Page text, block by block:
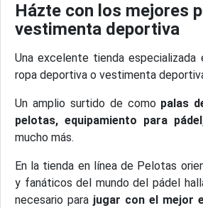
Házte con los mejores
vestimenta deportiva
Una excelente tienda
ropa deportiva o vestimenta
Un amplio surtido de como palas
pelotas, equipamiento para
mucho más.
En la tienda en línea de Pelotas
y fanáticos del mundo del pádel
necesario para jugar con el mejor